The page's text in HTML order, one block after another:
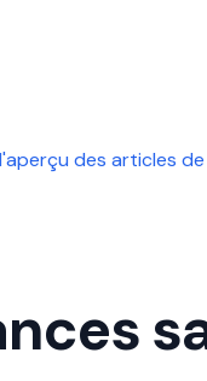
des articles